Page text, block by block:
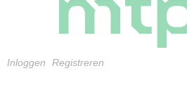
Inloggen Registreren